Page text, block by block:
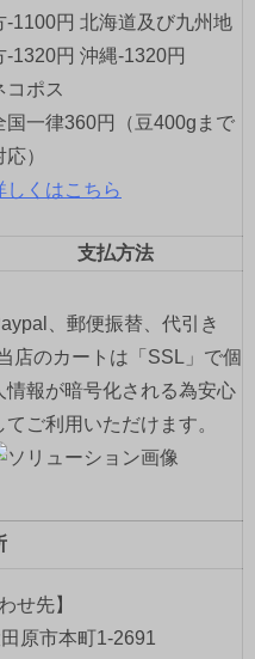
-1100円 北海道及び九州地
-1320円 沖縄-1320円
コポス
国一律360円（豆400gまで
応）
しくはこちら
支払方法
、郵便振替、代引き
店のカートは「SSL」で個
情報が暗号化される為安心
てご利用いただけます。
せ先】
原市本町1-2691